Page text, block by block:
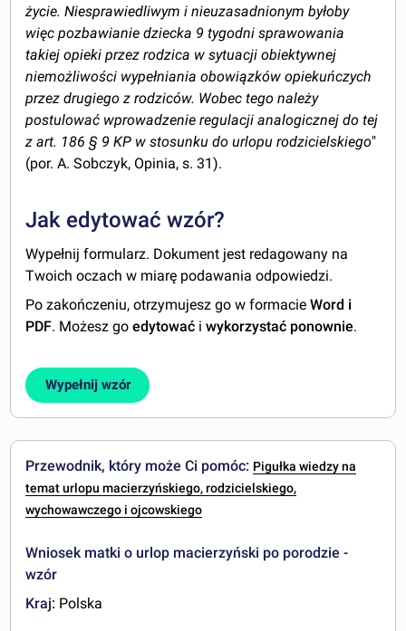
życie. Niesprawiedliwym i nieuzasadnionym byłoby
więc pozbawianie dziecka 9 tygodni sprawowania
takiej opieki przez rodzica w sytuacji obiektywnej
niemożliwości wypełniania obowiązków opiekuńczych
przez drugiego z rodziców. Wobec tego należy
postulować wprowadzenie regulacji analogicznej do tej
z art. 186 § 9 KP w stosunku do urlopu rodzicielskiego"
(por. A. Sobczyk, Opinia, s. 31).
Jak edytować wzór?
Wypełnij formularz. Dokument jest redagowany na
Twoich oczach w miarę podawania odpowiedzi.
Po zakończeniu, otrzymujesz go w formacieWord i
PDF. Możesz goedytować iwykorzystać ponownie.
Wypełnij wzór
Przewodnik, który może Ci pomóc: Pigułka wiedzy na
temat urlopu macierzyńskiego, rodzicielskiego,
wychowawczego i ojcowskiego
Wniosek matki o urlop macierzyński po porodzie -
wzór
Kraj: Polska